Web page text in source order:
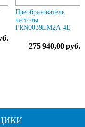
Преобразователь
частоты
FRN0039LM2A-4E
275 940,00 руб.